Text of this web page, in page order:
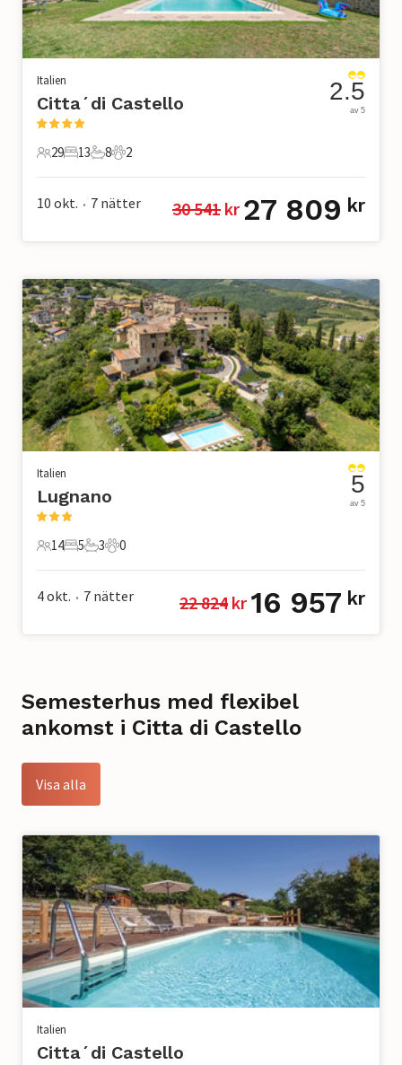
Italien
Citta´di Castello
29 Gäster
29
13 Sovrum
13
8 Badrum
8
2 Husdjur
2
2.5
av 5
10 okt. • 7 nätter 30 541 kr 27 809 kr
Italien
Lugnano
14 Gäster
14
5 Sovrum
5
3 Badrum
3
0 Husdjur
0
5
av 5
4 okt. • 7 nätter 22 824 kr 16 957 kr
Semesterhus med flexibel
ankomst i Citta di Castello
Visa alla
Italien
Citta´di Castello